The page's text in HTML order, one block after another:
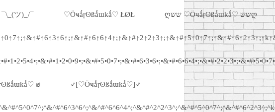
ツ)_/¯ ♡Ӧҹǻɼʘßǻɯkǻ♡ ŁØŁ ღשש ♡Ӧҹǻɼʘßǻɯkǻ♡ ששღ
₪ ♂[♡Ӧҹǻɼʘßǻɯkǻ♡]♂